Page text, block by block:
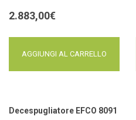
2.883,00€
AGGIUNGI AL CARRELLO
Decespugliatore EFCO 8091